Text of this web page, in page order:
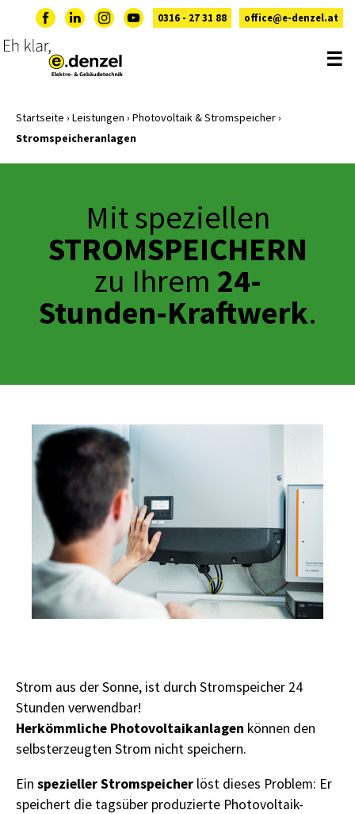
0316 - 27 31 88 office@e-denzel.at
☰
Startseite › Leistungen › Photovoltaik & Stromspeicher›
Stromspeicheranlagen
Mit speziellen
STROMSPEICHERN
zu Ihrem 24-
Stunden-Kraftwerk.
Strom aus der Sonne, ist durch Stromspeicher 24
Stunden verwendbar!
Herkömmliche Photovoltaikanlagen können den
selbsterzeugten Strom nicht speichern.
Ein spezieller Stromspeicher löst dieses Problem: Er
speichert die tagsüber produzierte Photovoltaik-